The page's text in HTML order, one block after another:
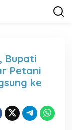
Bupati
Petani
ke